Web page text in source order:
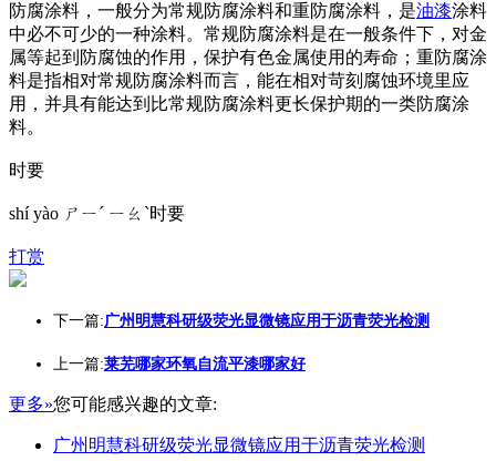
防腐涂料，一般分为常规防腐涂料和重防腐涂料，是油漆涂料
中必不可少的一种涂料。常规防腐涂料是在一般条件下，对金
属等起到防腐蚀的作用，保护有色金属使用的寿命；重防腐涂
料是指相对常规防腐涂料而言，能在相对苛刻腐蚀环境里应
用，并具有能达到比常规防腐涂料更长保护期的一类防腐涂
料。
时要
shí yào ㄕㄧˊ ㄧㄠˋ时要
打赏
下一篇:广州明慧科研级荧光显微镜应用于沥青荧光检测
上一篇:莱芜哪家环氧自流平漆哪家好
更多»您可能感兴趣的文章:
广州明慧科研级荧光显微镜应用于沥青荧光检测